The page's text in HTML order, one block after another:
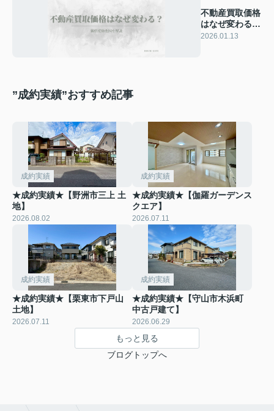
不動産買取価格
はなぜ変わる？
価格変動要因を
2026.01.13
”成約実績”おすすめ記事
成約実績
★成約実績★【野洲市三上 土
地】
2026.08.02
成約実績
★成約実績★【伽羅ガーデンス
クエア】
2026.07.11
成約実績
★成約実績★【栗東市下戸山
土地】
2026.07.11
成約実績
★成約実績★【守山市木浜町
中古戸建て】
2026.06.29
もっと見る
ブログトップへ